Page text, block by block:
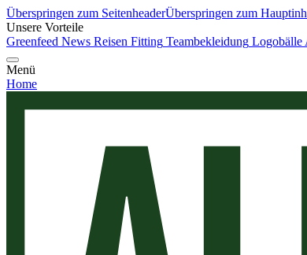
Überspringen zum SeitenheaderÜberspringen zum
Unsere Vorteile
Greenfeed News Reisen Fitting Teambekleidung Logobälle
Menü
Home